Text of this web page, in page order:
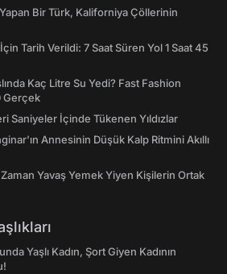
Bir Türk, Kaliforniya Çöllerinin
Tarih Verildi: 7 Saat Süren Yol 1 Saat 45
Kaç Litre Su Yedi? Fast Fashion
Gerçek
Saniyeler İçinde Tükenen Yıldızlar
Annesinin Düşük Kalp Ritmini Akıllı
Yavaş Yemek Yiyen Kişilerin Ortak
Yaşlı Kadın, Şort Giyen Kadının